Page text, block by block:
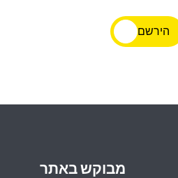
הירשם
מבוקש באתר